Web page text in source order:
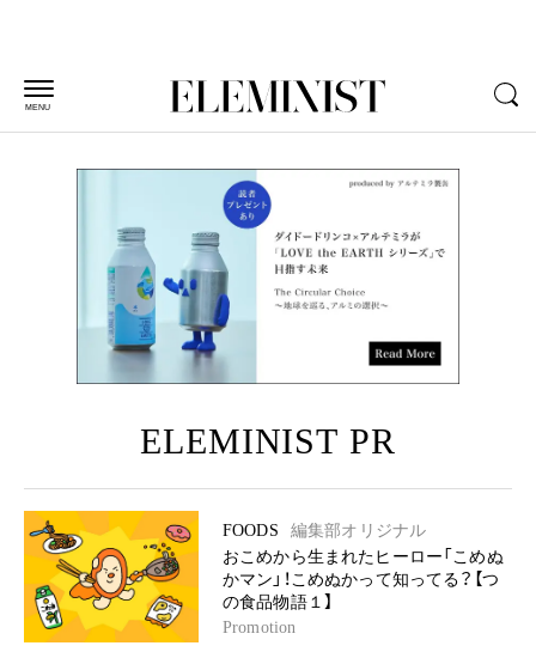
MENU
ELEMINIST PR
FOODS
編集部オリジナル
おこめから生まれたヒーロー「こめぬ
かマン」！こめぬかって知ってる？【つ
の食品物語１】
Promotion